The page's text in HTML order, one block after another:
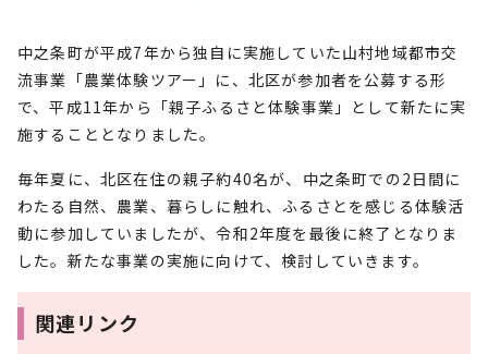
中之条町が平成7年から独自に実施していた山村地域都市交
流事業「農業体験ツアー」に、北区が参加者を公募する形
で、平成11年から「親子ふるさと体験事業」として新たに実
施することとなりました。
毎年夏に、北区在住の親子約40名が、中之条町での2日間に
わたる自然、農業、暮らしに触れ、ふるさとを感じる体験活
動に参加していましたが、令和2年度を最後に終了となりま
した。新たな事業の実施に向けて、検討していきます。
関連リンク